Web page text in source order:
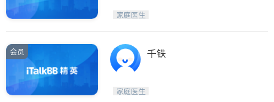
家庭医生
会员 千铁
家庭医生